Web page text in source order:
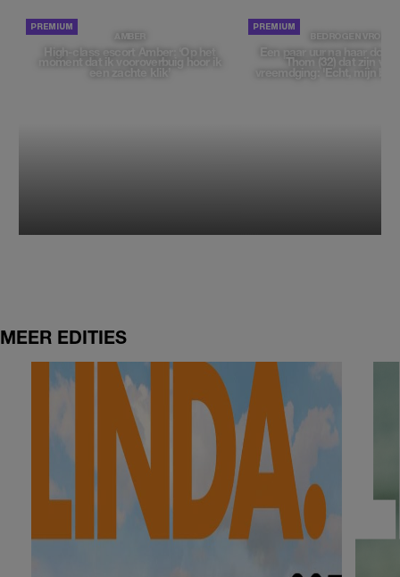
AMBER
High-class escort Amber: ‘Op het
moment dat ik vooroverbuig hoor ik
een zachte klik’
BEDROGEN VROUW
Een paar uur na haar
Thom (32) dat zijn
vreemdging: 'Echt, mijn
MEER EDITIES